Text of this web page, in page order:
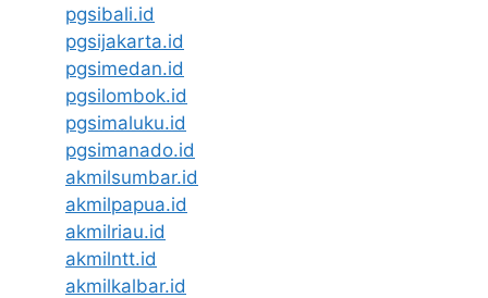
pgsibali.id
pgsijakarta.id
pgsimedan.id
pgsilombok.id
pgsimaluku.id
pgsimanado.id
akmilsumbar.id
akmilpapua.id
akmilriau.id
akmilntt.id
akmilkalbar.id